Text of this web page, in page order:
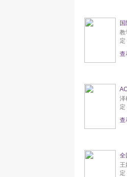
教
查
泽
查
全
王